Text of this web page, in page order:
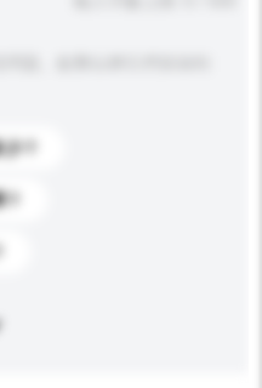
？